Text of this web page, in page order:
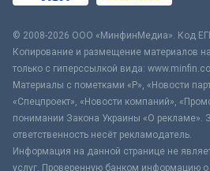
© 2008-2026 ООО «МинфинМедиа». Код
Копирование и размещение материалов
только с гиперссылкой вида:
Материалы с пометками «Р», «Новости
«Спецпроект», «Новости компаний»,
понимании Закона Украины «О рекламе».
ответственность несёт рекламодатель.
Информация на данной странице не
услуг. Проверенную банком информацию о